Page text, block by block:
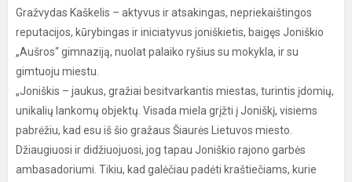
Gražvydas Kaškelis – aktyvus ir atsakingas, nepriekaištingos
reputacijos, kūrybingas ir iniciatyvus joniškietis, baigęs Joniškio
„Aušros“ gimnaziją, nuolat palaiko ryšius su mokykla, ir su
gimtuoju miestu.
„Joniškis – jaukus, gražiai besitvarkantis miestas, turintis įdomių,
unikalių lankomų objektų. Visada miela grįžti į Joniškį, visiems
pabrėžiu, kad esu iš šio gražaus Šiaurės Lietuvos miesto.
Džiaugiuosi ir didžiuojuosi, jog tapau Joniškio rajono garbės
ambasadoriumi. Tikiu, kad galėčiau padėti kraštiečiams, kurie